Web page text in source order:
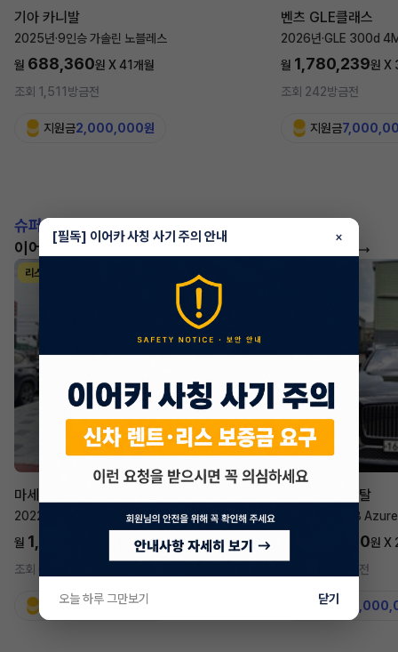
기아 카니발
2025년·9인승 가솔린 노블레스
월 688,360원 X41개월
조회 1,511 방금전
지원금2,000,000원
벤츠 GLE클래스
2026년·GLE 300d
월 1,780,239원 X
조회 242방금전
지원금
슈퍼카!
이어카에서 좋은 조건으로 만나보세요
리스
승계 매니저
한태현
마세라티 르반떼
2022년
2.0 Hybrid GT
월 1,697,700 24개월
조회 685
지원금31,860,000원
벤틀리 컨티넨탈
4.0 V8 Azure
5,577,270원 X
2주 전
지원금
[필독] 이어카 사칭 사기 주의 안내 ×
오늘 하루 그만보기 닫기